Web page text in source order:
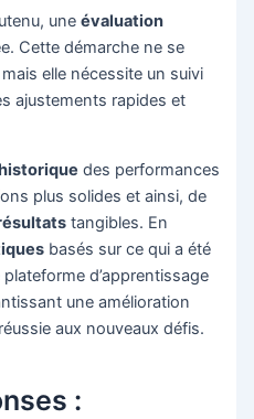
uneévaluation
Cette démarche ne se
elle nécessite un suivi
ajustements rapides et
des performances
plus solides et ainsi, de
tangibles. En
basés sur ce qui a été
d’apprentissage
une amélioration
aux nouveaux défis.
: